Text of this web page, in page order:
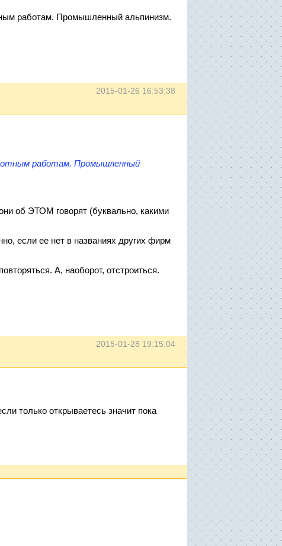
работам. Промышленный альпинизм.
2015-01-26 16:53:38
работам. Промышленный
об ЭТОМ говорят (буквально, какими
если ее нет в названиях других фирм
А, наоборот, отстроиться.
2015-01-28 19:15:04
только открываетесь значит пока